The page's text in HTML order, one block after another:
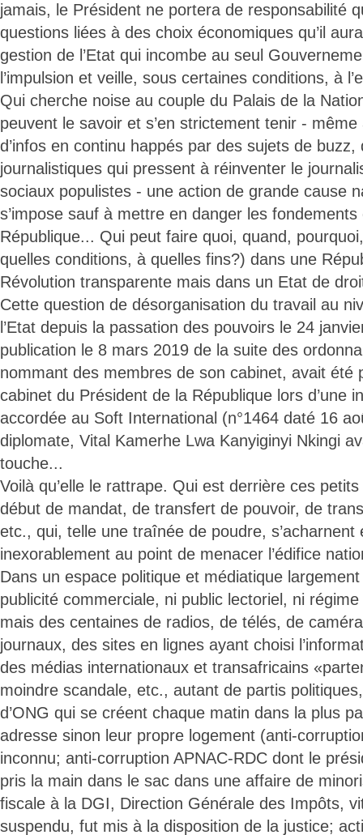
jamais, le Président ne portera de responsabilité
questions liées à des choix économiques qu’il
gestion de l’Etat qui incombe au seul
l’impulsion et veille, sous certaines conditions, à
Qui cherche noise au couple du Palais de la
peuvent le savoir et s’en strictement tenir - même
d’infos en continu happés par des sujets de
journalistiques qui pressent à réinventer le
sociaux populistes - une action de grande cause
s’impose sauf à mettre en danger les fondements
République... Qui peut faire quoi, quand,
quelles conditions, à quelles fins?) dans une
Révolution transparente mais dans un Etat de
Cette question de désorganisation du travail au
l’Etat depuis la passation des pouvoirs le 24
publication le 8 mars 2019 de la suite des
nommant des membres de son cabinet, avait été
cabinet du Président de la République lors d’une
accordée au Soft International (n°1464 daté 16
diplomate, Vital Kamerhe Lwa Kanyiginyi Nkingi
touche...
Voilà qu’elle le rattrape. Qui est derrière ces
début de mandat, de transfert de pouvoir, de
etc., qui, telle une traînée de poudre, s’acharnent
inexorablement au point de menacer l’édifice
Dans un espace politique et médiatique
publicité commerciale, ni public lectoriel, ni régime
mais des centaines de radios, de télés, de
journaux, des sites en lignes ayant choisi
des médias internationaux et transafricains
moindre scandale, etc., autant de partis
d’ONG qui se créent chaque matin dans la plus
adresse sinon leur propre logement (anti-
inconnu; anti-corruption APNAC-RDC dont le
pris la main dans le sac dans une affaire de
fiscale à la DGI, Direction Générale des Impôts,
suspendu, fut mis à la disposition de la justice;